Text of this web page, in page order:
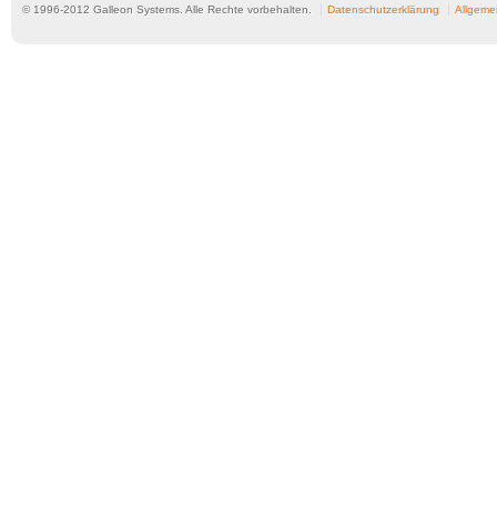
© 1996-2012 Galleon Systems. Alle Rechte vorbehalten. Datenschutzerklärung